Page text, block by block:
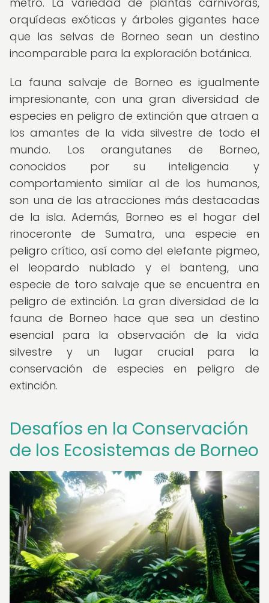
orquídeas exóticas y árboles gigantes hace
que las selvas de Borneo sean un destino
incomparable para la exploración botánica.
La fauna salvaje de Borneo es igualmente
impresionante, con una gran diversidad de
especies en peligro de extinción que atraen a
los amantes de la vida silvestre de todo el
mundo. Los orangutanes de Borneo,
conocidos por su inteligencia y
comportamiento similar al de los humanos,
son una de las atracciones más destacadas
de la isla. Además, Borneo es el hogar del
rinoceronte de Sumatra, una especie en
peligro crítico, así como del elefante pigmeo,
el leopardo nublado y el banteng, una
especie de toro salvaje que se encuentra en
peligro de extinción. La gran diversidad de la
fauna de Borneo hace que sea un destino
esencial para la observación de la vida
silvestre y un lugar crucial para la
conservación de especies en peligro de
extinción.
Desafíos en la Conservación
de los Ecosistemas de Borneo